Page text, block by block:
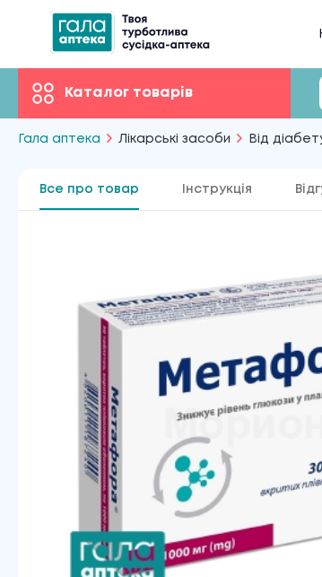
Каталог товарів
Гала аптека Лікарські засоби Від
Все про товар Інструкція